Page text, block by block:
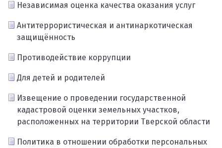
Независимая оценка качества оказания услуг
Антитеррористическая и антинаркотическая
защищённость
Противодействие коррупции
Для детей и родителей
Извещение о проведении государственной
кадастровой оценки земельных участков,
расположенных на территории Тверской области
Политика в отношении обработки персональных